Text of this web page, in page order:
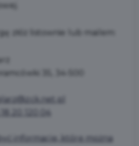
złóż listownie lub mailem:
35, 34-500
18 20 120 04
informacje, które można